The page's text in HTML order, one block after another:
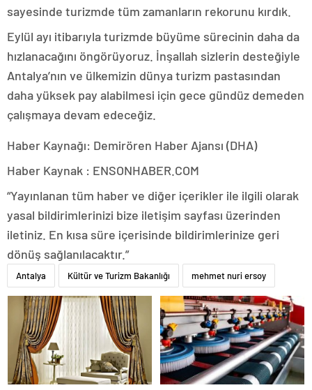
sayesinde turizmde tüm zamanların rekorunu kırdık.
Eylül ayı itibarıyla turizmde büyüme sürecinin daha da
hızlanacağını öngörüyoruz. İnşallah sizlerin desteğiyle
Antalya’nın ve ülkemizin dünya turizm pastasından
daha yüksek pay alabilmesi için gece gündüz demeden
çalışmaya devam edeceğiz.
Haber Kaynağı: Demirören Haber Ajansı (DHA)
Haber Kaynak : ENSONHABER.COM
“Yayınlanan tüm haber ve diğer içerikler ile ilgili olarak
yasal bildirimlerinizi bize iletişim sayfası üzerinden
iletiniz. En kısa süre içerisinde bildirimlerinize geri
dönüş sağlanılacaktır.”
Antalya Kültür ve Turizm Bakanlığı mehmet nuri ersoy